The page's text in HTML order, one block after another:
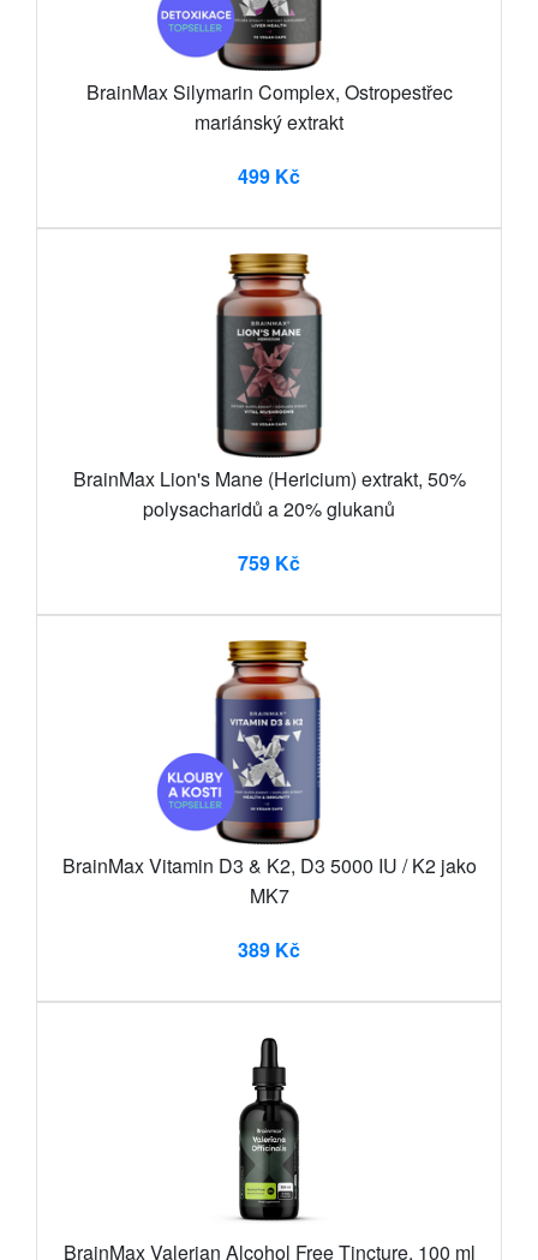
BrainMax Silymarin Complex, Ostropestřec
mariánský extrakt
499 Kč
BrainMax Lion's Mane (Hericium) extrakt, 50%
polysacharidů a 20% glukanů
759 Kč
BrainMax Vitamin D3 & K2, D3 5000 IU / K2 jako
MK7
389 Kč
BrainMax Valerian Alcohol Free Tincture, 100 ml